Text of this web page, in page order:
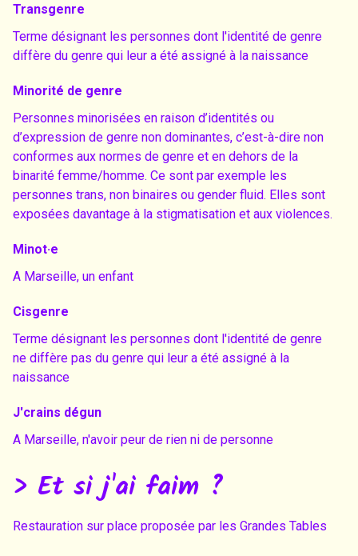
Transgenre
Terme désignant les personnes dont l'identité de genre
diffère du genre qui leur a été assigné à la naissance
Minorité de genre
Personnes minorisées en raison d’identités ou
d’expression de genre non dominantes, c’est-à-dire non
conformes aux normes de genre et en dehors de la
binarité femme/homme. Ce sont par exemple les
personnes trans, non binaires ou gender fluid. Elles sont
exposées davantage à la stigmatisation et aux violences.
Minot·e
A Marseille, un enfant
Cisgenre
Terme désignant les personnes dont l'identité de genre
ne diffère pas du genre qui leur a été assigné à la
naissance
J'crains dégun
A Marseille, n'avoir peur de rien ni de personne
> Et si j'ai faim ?
Restauration sur place proposée par les Grandes Tables